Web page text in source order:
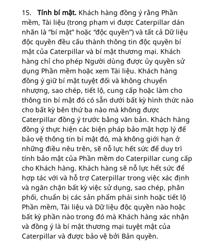
15. Tính bí mật. Khách hàng đồng ý rằng Phần
mềm, Tài liệu (trong phạm vi được Caterpillar dán
nhãn là “bí mật” hoặc “độc quyền”) và tất cả Dữ liệu
độc quyền đều cấu thành thông tin độc quyền bí
mật của Caterpillar và bí mật thương mại. Khách
hàng chỉ cho phép Người dùng được ủy quyền sử
dụng Phần mềm hoặc xem Tài liệu. Khách hàng
đồng ý giữ bí mật tuyệt đối và không chuyển
nhượng, sao chép, tiết lộ, cung cấp hoặc làm cho
thông tin bí mật đó có sẵn dưới bất kỳ hình thức nào
cho bất kỳ bên thứ ba nào mà không được
Caterpillar đồng ý trước bằng văn bản. Khách hàng
đồng ý thực hiện các biện pháp bảo mật hợp lý để
bảo vệ thông tin bí mật đó, mà không giới hạn ở
những điều nêu trên, sẽ nỗ lực hết sức để duy trì
tính bảo mật của Phần mềm do Caterpillar cung cấp
cho Khách hàng. Khách hàng sẽ nỗ lực hết sức để
hợp tác với và hỗ trợ Caterpillar trong việc xác định
và ngăn chặn bất kỳ việc sử dụng, sao chép, phân
phối, chuẩn bị các sản phẩm phái sinh hoặc tiết lộ
Phần mềm, Tài liệu và Dữ liệu độc quyền nào hoặc
bất kỳ phần nào trong đó mà Khách hàng xác nhận
và đồng ý là bí mật thương mại tuyệt mật của
Caterpillar và được bảo vệ bởi Bản quyền.